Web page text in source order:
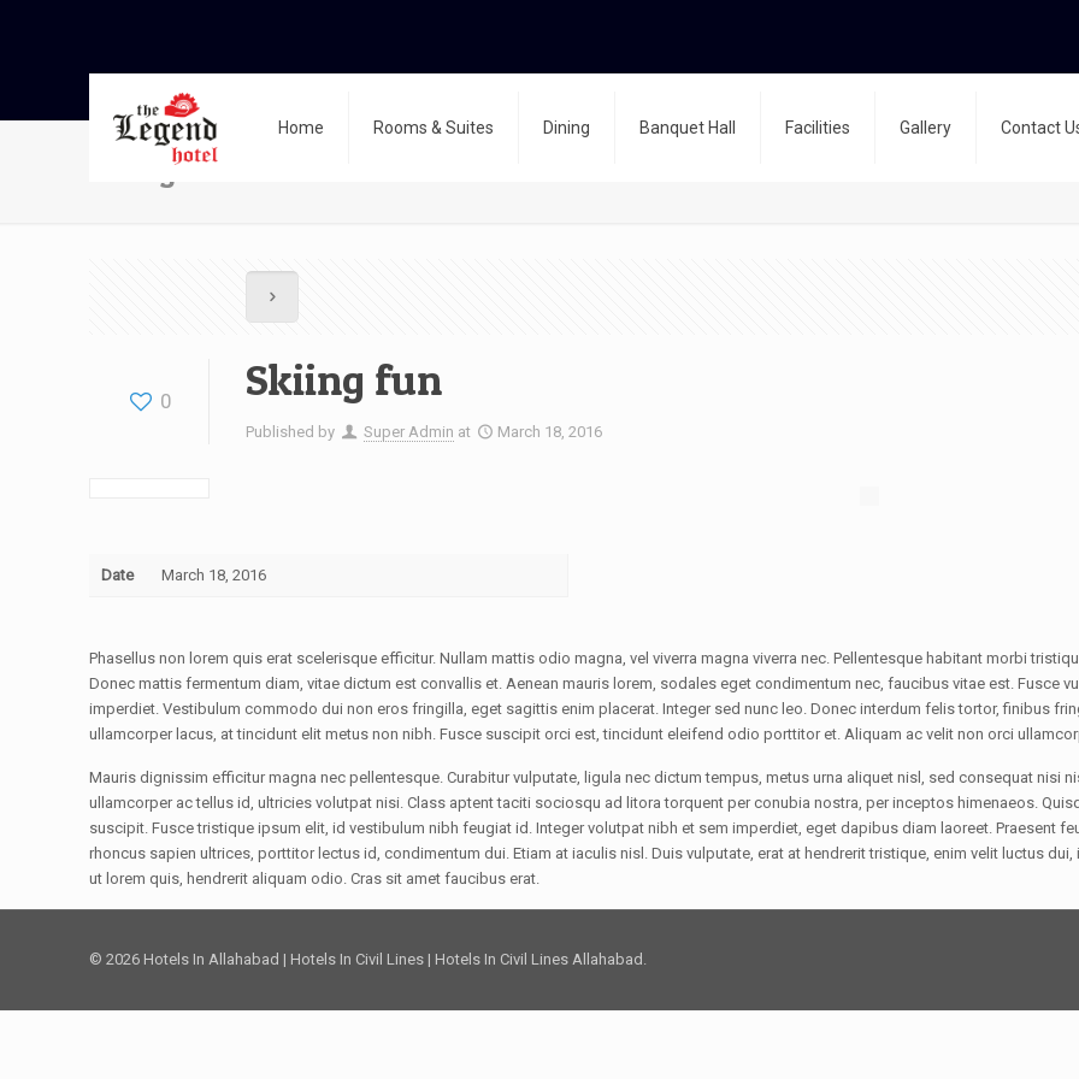
Home Rooms & Suites Dining Banquet Hall Facilities Gallery Contact
Skiing fun
0 Skiing fun
Published by Super Admin at March 18, 2016
Date March 18, 2016
Phasellus non lorem quis erat scelerisque efficitur. Nullam mattis odio magna, vel viverra magna viverra nec. Pellentesque habitant morbi
Donec mattis fermentum diam, vitae dictum est convallis et. Aenean mauris lorem, sodales eget condimentum nec, faucibus vitae est. Fusce
imperdiet. Vestibulum commodo dui non eros fringilla, eget sagittis enim placerat. Integer sed nunc leo. Donec interdum felis tortor, finibus
ullamcorper lacus, at tincidunt elit metus non nibh. Fusce suscipit orci est, tincidunt eleifend odio porttitor et. Aliquam ac velit non orci
Mauris dignissim efficitur magna nec pellentesque. Curabitur vulputate, ligula nec dictum tempus, metus urna aliquet nisl, sed consequat nisi
ullamcorper ac tellus id, ultricies volutpat nisi. Class aptent taciti sociosqu ad litora torquent per conubia nostra, per inceptos himenaeos.
suscipit. Fusce tristique ipsum elit, id vestibulum nibh feugiat id. Integer volutpat nibh et sem imperdiet, eget dapibus diam laoreet. Praesent
rhoncus sapien ultrices, porttitor lectus id, condimentum dui. Etiam at iaculis nisl. Duis vulputate, erat at hendrerit tristique, enim velit luctus
ut lorem quis, hendrerit aliquam odio. Cras sit amet faucibus erat.
© 2026 Hotels In Allahabad | Hotels In Civil Lines | Hotels In Civil Lines Allahabad.